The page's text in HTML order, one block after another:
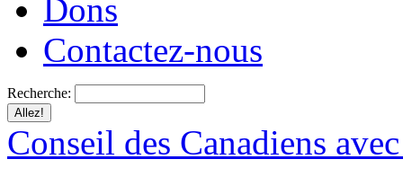
Dons
Contactez-nous
Recherche:
Conseil des Canadiens